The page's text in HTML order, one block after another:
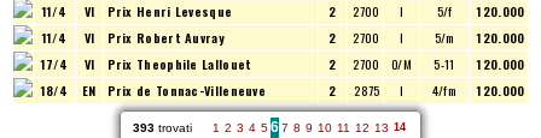
11/4
VI Prix Henri Levesque 2 2700 I 5/f
120.000
11/4
VI Prix Robert Auvray 2 2700 I 5/m
120.000
17/4
VI Prix Theophile Lallouet 2 2700 O/M 5-11
120.000
18/4
EN Prix de Tonnac-Villeneuve 2 2875 I 4/fm 120.000
393 trovati 1 2 3 4 567 8 9 10 11 12 13 14